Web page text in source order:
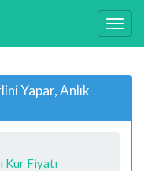
Yapar, Anlık
Kur Fiyatı